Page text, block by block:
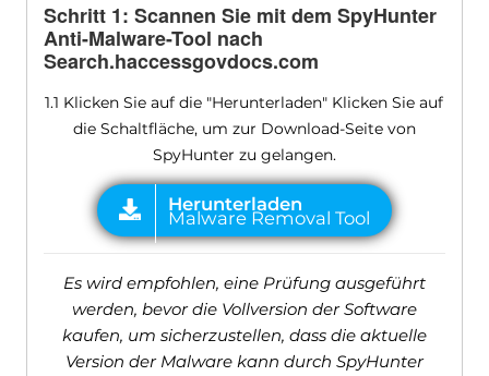
Schritt 1: Scannen Sie mit dem SpyHunter
Anti-Malware-Tool nach
Search.haccessgovdocs.com
1.1 Klicken Sie auf die "Herunterladen" Klicken Sie auf
die Schaltfläche, um zur Download-Seite von
SpyHunter zu gelangen.
Es wird empfohlen, eine Prüfung ausgeführt
werden, bevor die Vollversion der Software
kaufen, um sicherzustellen, dass die aktuelle
Version der Malware kann durch SpyHunter